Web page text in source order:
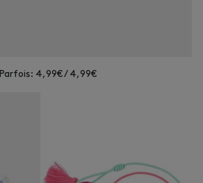
Parfois: 4,99€ / 4,99€